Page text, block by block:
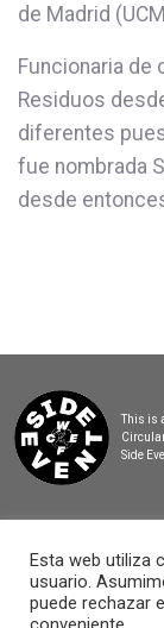
de Madrid
Funcionaria de
Residuos
diferentes
fue nombrada
desde
This is
Side
2025
Esta web utiliza
usuario.
puede rechazar